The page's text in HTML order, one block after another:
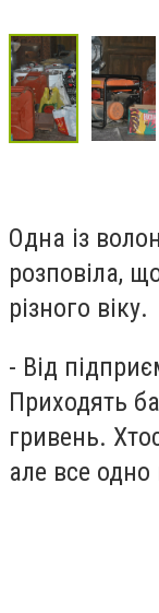
Одна із
розповіла,
різного віку.
- Від
Приходять
гривень.
але все одно